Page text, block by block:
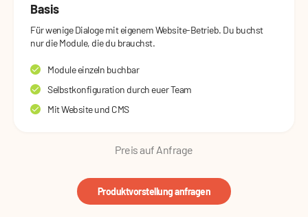
Basis
Für wenige Dialoge mit eigenem Website-Betrieb. Du buchst
nur die Module, die du brauchst.
Module einzeln buchbar
Selbstkonfiguration durch euer Team
Mit Website und CMS
Preis auf Anfrage
Produktvorstellung anfragen